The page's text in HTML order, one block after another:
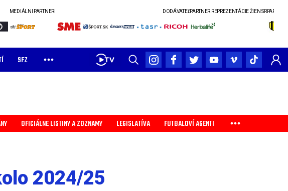
PARTNERI PARTNER REPREZENTÁCIE ŽIEN SRPARTNER
SFZ
OFICIÁLNE LISTINY A ZOZNAMY LEGISLATÍVA FUTBALOVÍ AGENTI
2024/25